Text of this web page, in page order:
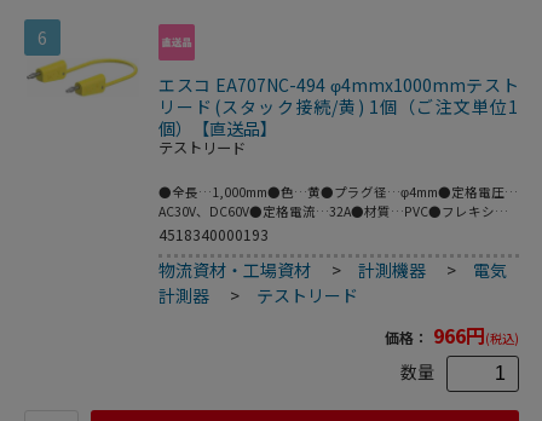
6
エスコ EA707NC-494 φ4mmx1000mmテスト
リード(スタック接続/黄) 1個（ご注文単位1
個）【直送品】
テストリード
●全長…1,000mm●色…黄●プラグ径…φ4mm●定格電圧…
AC30V、DC60V●定格電流…32A●材質…PVC●フレキシブ
ルなケーブルの両端にスタック接続可能なφ4mmの
の両方がMULTILAMの場合は接続できません。●MULTILAM
付（ばね形状の多面接触子付）●梱包サイ
ズ:141×117×29●梱包重量52g
4518340000193
物流資材・工場資材 >計測機器 > 電気
計測器
> テストリード
価格： 966円(税込)
数量